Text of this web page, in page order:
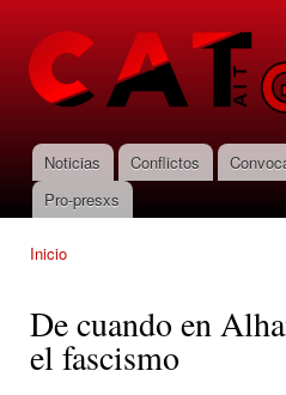
CNT-AIT
Granada
Menú principal
Noticias Conflictos
Pro-presxs
Inicio
De cuando en
el fascismo